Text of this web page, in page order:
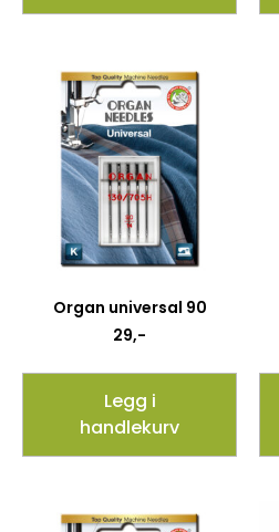
Organ universal 90
29,-
Legg i
handlekurv